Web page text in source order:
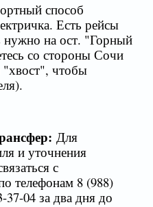
способ
Есть рейсы
нужно на ост. "Горный
со стороны Сочи
"хвост", чтобы
Для
и уточнения
с
телефонам 8 (988)
37-04 за два дня до